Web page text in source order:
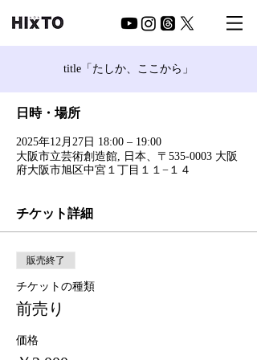
title「たしか、ここから」
日時・場所
2025年12月27日 18:00 – 19:00
大阪市立芸術創造館, 日本、〒535-0003 大阪
府大阪市旭区中宮１丁目１１−１４
チケット詳細
販売終了
チケットの種類
前売り
価格